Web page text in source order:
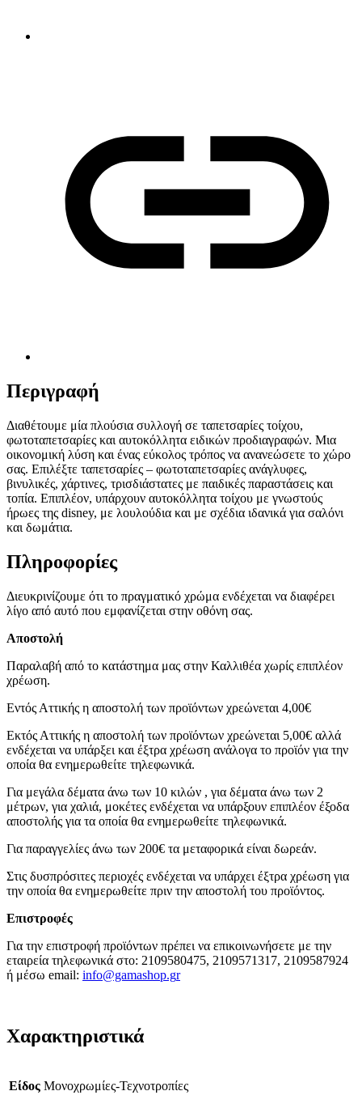
Περιγραφή
Διαθέτουμε μία πλούσια συλλογή σε ταπετσαρίες τοίχου,
φωτοταπετσαρίες και αυτοκόλλητα ειδικών προδιαγραφών. Μια
οικονομική λύση και ένας εύκολος τρόπος να ανανεώσετε το χώρο
σας. Επιλέξτε ταπετσαρίες – φωτοταπετσαρίες ανάγλυφες,
βινυλικές, χάρτινες, τρισδιάστατες με παιδικές παραστάσεις και
τοπία. Επιπλέον, υπάρχουν αυτοκόλλητα τοίχου με γνωστούς
ήρωες της disney, με λουλούδια και με σχέδια ιδανικά για σαλόνι
και δωμάτια.
Πληροφορίες
Διευκρινίζουμε ότι το πραγματικό χρώμα ενδέχεται να διαφέρει
λίγο από αυτό που εμφανίζεται στην οθόνη σας.
Αποστολή
Παραλαβή από το κατάστημα μας στην Καλλιθέα χωρίς επιπλέον
χρέωση.
Εντός Αττικής η αποστολή των προϊόντων χρεώνεται 4,00€
Εκτός Αττικής η αποστολή των προϊόντων χρεώνεται 5,00€ αλλά
ενδέχεται να υπάρξει και έξτρα χρέωση ανάλογα το προϊόν για την
οποία θα ενημερωθείτε τηλεφωνικά.
Για μεγάλα δέματα άνω των 10 κιλών , για δέματα άνω των 2
μέτρων, για χαλιά, μοκέτες ενδέχεται να υπάρξουν επιπλέον έξοδα
αποστολής για τα οποία θα ενημερωθείτε τηλεφωνικά.
Για παραγγελίες άνω των 200€ τα μεταφορικά είναι δωρεάν.
Στις δυσπρόσιτες περιοχές ενδέχεται να υπάρχει έξτρα χρέωση για
την οποία θα ενημερωθείτε πριν την αποστολή του προϊόντος.
Επιστροφές
Για την επιστροφή προϊόντων πρέπει να επικοινωνήσετε με την
εταιρεία τηλεφωνικά στο: 2109580475, 2109571317, 2109587924
ή μέσω email: info@gamashop.gr
Χαρακτηριστικά
Είδος Μονοχρωμίες-Τεχνοτροπίες